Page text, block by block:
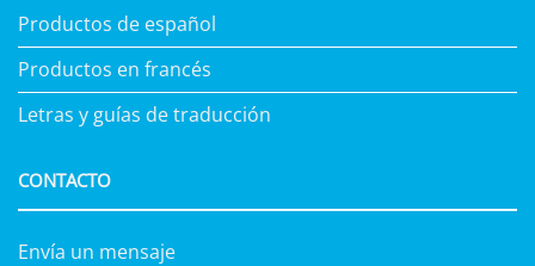
Productos de español
Productos en francés
Letras y guías de traducción
CONTACTO
Envía un mensaje